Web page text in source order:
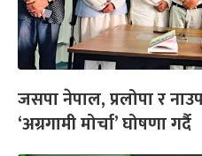
जसपा नेपाल, प्रलोपा र
‘अग्रगामी मोर्चा’ घोषणा गर्दै